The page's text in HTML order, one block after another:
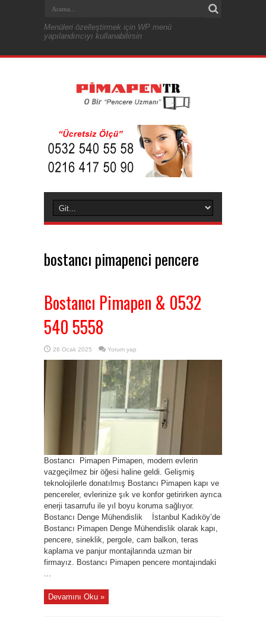
Menüleri özelleştirmek için WP menü
yapılandırıcıyı kullanabilirsin
bostancı pimapenci pencere
Bostancı Pimapen & 0532
540 5558
26 Ocak 2025 Yorum yap
Bostancı Pimapen Pimapen, modern evlerin
vazgeçilmez bir öğesi haline geldi. Gelişmiş
teknolojilerle donatılmış Bostancı Pimapen kapı ve
pencereler, evlerinize şık ve konfor getirirken ayrıca
enerji tasarrufu ile yıl boyu koruma sağlıyor.
Bostancı Denge Mühendislik İstanbul Kadıköy’de
Bostancı Pimapen Denge Mühendislik olarak kapı,
pencere, sineklik, pergole, cam balkon, teras
kaplama ve panjur montajlarında uzman bir
firmayız. Bostancı Pimapen pencere montajındaki
...
Devamını Oku »